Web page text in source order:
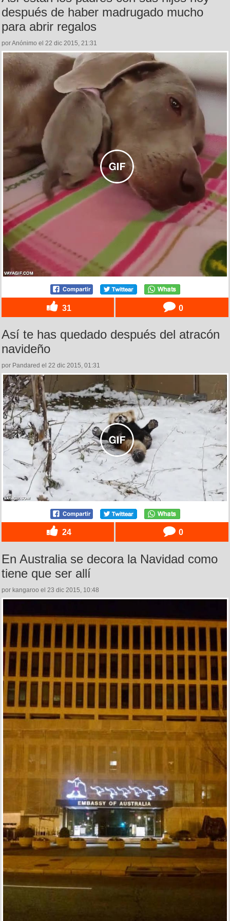
después de haber madrugado mucho
para abrir regalos
por Anónimo el 22 dic 2015, 21:31
31 0
Así te has quedado después del atracón
navideño
por Pandared el 22 dic 2015, 01:31
24 0
En Australia se decora la Navidad como
tiene que ser allí
por kangaroo el 23 dic 2015, 10:48